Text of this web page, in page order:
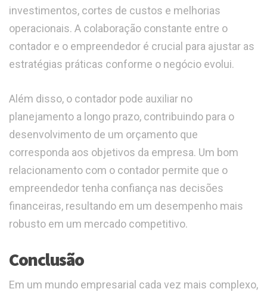
investimentos, cortes de custos e melhorias
operacionais. A colaboração constante entre o
contador e o empreendedor é crucial para ajustar as
estratégias práticas conforme o negócio evolui.
Além disso, o contador pode auxiliar no
planejamento a longo prazo, contribuindo para o
desenvolvimento de um orçamento que
corresponda aos objetivos da empresa. Um bom
relacionamento com o contador permite que o
empreendedor tenha confiança nas decisões
financeiras, resultando em um desempenho mais
robusto em um mercado competitivo.
Conclusão
Em um mundo empresarial cada vez mais complexo,